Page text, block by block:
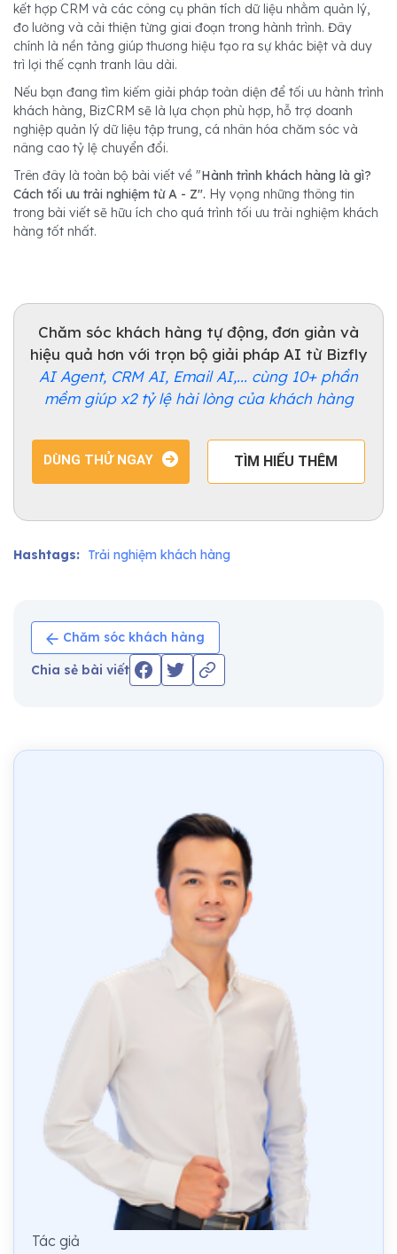
kết hợp CRM và các công cụ phân tích dữ liệu nhằm quản lý,
đo lường và cải thiện từng giai đoạn trong hành trình. Đây
chính là nền tảng giúp thương hiệu tạo ra sự khác biệt và duy
trì lợi thế cạnh tranh lâu dài.
Nếu bạn đang tìm kiếm giải pháp toàn diện để tối ưu hành trình
khách hàng, BizCRM sẽ là lựa chọn phù hợp, hỗ trợ doanh
nghiệp quản lý dữ liệu tập trung, cá nhân hóa chăm sóc và
nâng cao tỷ lệ chuyển đổi.
Trên đây là toàn bộ bài viết về "Hành trình khách hàng là gì?
Cách tối ưu trải nghiệm từ A - Z". Hy vọng những thông tin
trong bài viết sẽ hữu ích cho quá trình tối ưu trải nghiệm khách
hàng tốt nhất.
Chăm sóc khách hàng tự động, đơn giản và
hiệu quả hơn với trọn bộ giải pháp AI từ Bizfly
AI Agent, CRM AI, Email AI,... cùng 10+ phần
mềm giúp x2 tỷ lệ hài lòng của khách hàng
DÙNG THỬ NGAY TÌM HIỂU THÊM
Hashtags: Trải nghiệm khách hàng
Chăm sóc khách hàng
Chia sẻ bài viết
Tác giả